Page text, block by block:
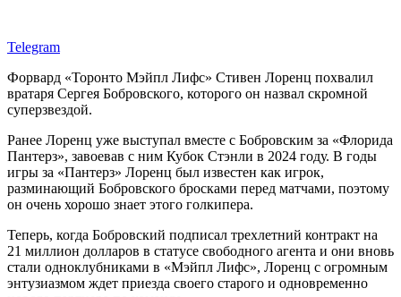
Telegram
Форвард «Торонто Мэйпл Лифс» Стивен Лоренц похвалил
вратаря Сергея Бобровского, которого он назвал скромной
суперзвездой.
Ранее Лоренц уже выступал вместе с Бобровским за «Флорида
Пантерз», завоевав с ним Кубок Стэнли в 2024 году. В годы
игры за «Пантерз» Лоренц был известен как игрок,
разминающий Бобровского бросками перед матчами, поэтому
он очень хорошо знает этого голкипера.
Теперь, когда Бобровский подписал трехлетний контракт на
21 миллион долларов в статусе свободного агента и они вновь
стали одноклубниками в «Мэйпл Лифс», Лоренц с огромным
энтузиазмом ждет приезда своего старого и одновременно